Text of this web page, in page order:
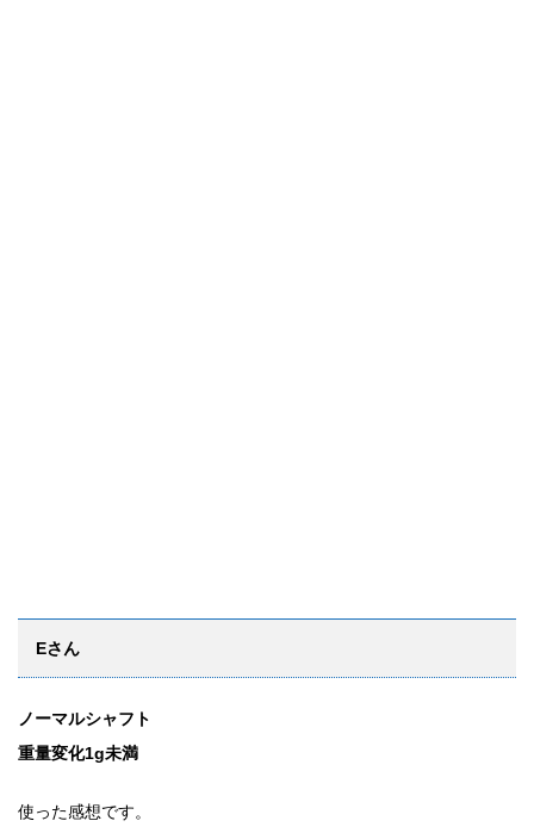
Eさん
ノーマルシャフト
重量変化1g未満
使った感想です。